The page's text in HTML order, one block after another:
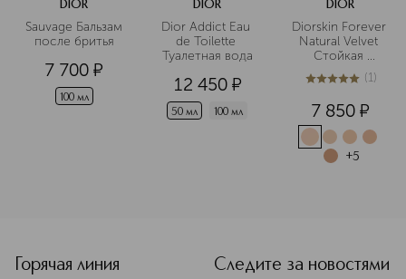
DIOR
Sauvage Бальзам
после бритья
7 700 ¤
100 мл
DIOR
Dior Addict Eau
de Toilette
Туалетная вода
12 450 ¤
50 мл 100 мл
DIOR
Diorskin Forever
Natural Velvet
Стойкая
компактная
тональная
лица
5из 51 (1)
7 850 ¤
+5
Горячая линия
Следите за новостями